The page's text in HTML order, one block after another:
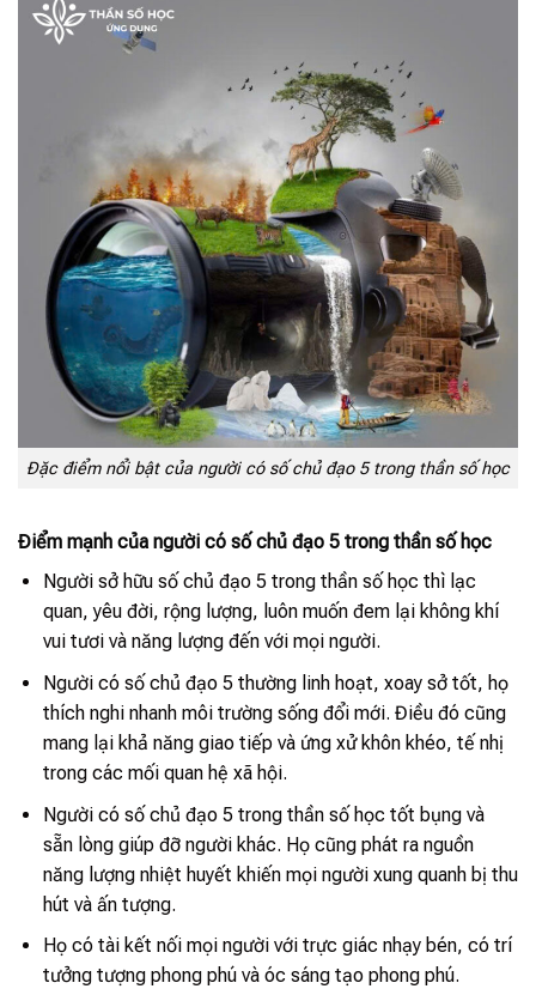
Đặc điểm nổi bật của người có số chủ đạo 5 trong thần số học
Điểm mạnh của người có số chủ đạo 5 trong thần số học
Người sở hữu số chủ đạo 5 trong thần số học thì lạc
quan, yêu đời, rộng lượng, luôn muốn đem lại không khí
vui tươi và năng lượng đến với mọi người.
Người có số chủ đạo 5 thường linh hoạt, xoay sở tốt, họ
thích nghi nhanh môi trường sống đổi mới. Điều đó cũng
mang lại khả năng giao tiếp và ứng xử khôn khéo, tế nhị
trong các mối quan hệ xã hội.
Người có số chủ đạo 5 trong thần số học tốt bụng và
sẵn lòng giúp đỡ người khác. Họ cũng phát ra nguồn
năng lượng nhiệt huyết khiến mọi người xung quanh bị thu
hút và ấn tượng.
Họ có tài kết nối mọi người với trực giác nhạy bén, có trí
tưởng tượng phong phú và óc sáng tạo phong phú.